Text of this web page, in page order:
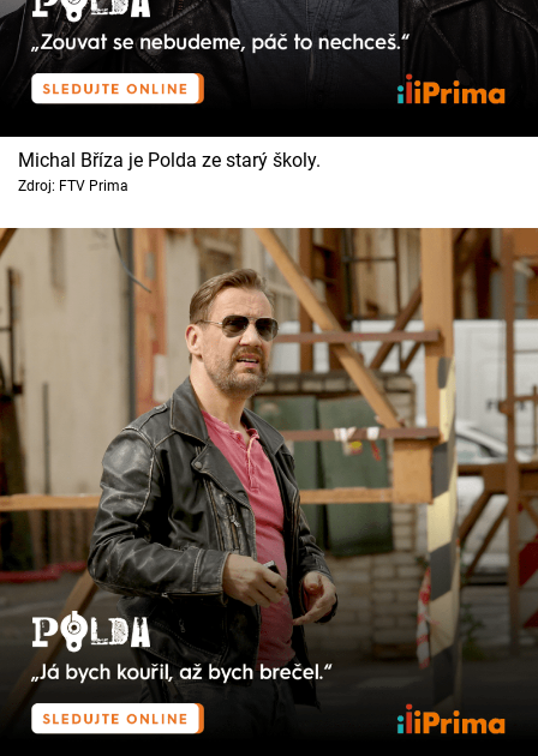
Michal Bříza je Polda ze starý školy.
Zdroj: FTV Prima